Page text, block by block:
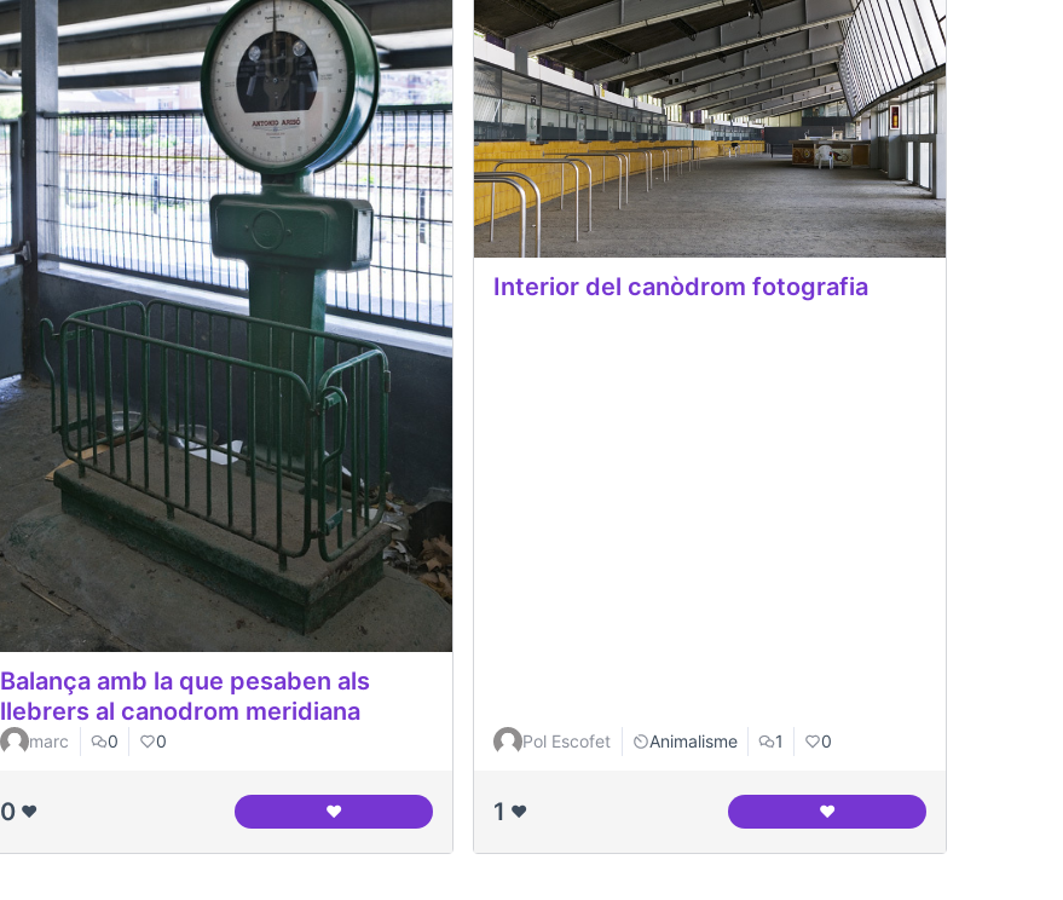
Balança amb la que pesaben als
llebrers al canodrom meridiana
marc 0 0
0 ❤️ ❤️Balança amb la que pesaben als llebrers al canodrom meridiana
Interior del canòdrom fotografia
Pol Escofet Animalisme 1 0
1 ❤️ ❤️Interior del canòdrom